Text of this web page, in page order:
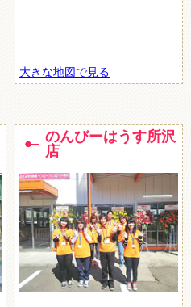
大きな地図で見る
のんびーはうす所沢
店